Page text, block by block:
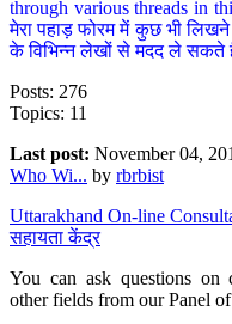
through various threads in
मेरा पहाड़ फोरम में कुछ भी
के विभिन्न लेखों से मदद ले सकते
Posts: 276
Topics: 11
Last post: November 04,
Who Wi... by rbrbist
Uttarakhand On-line
सहायता केंद्र
You can ask questions on
other fields from our Panel